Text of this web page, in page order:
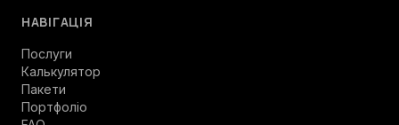
НАВІГАЦІЯ
Послуги
Калькулятор
Пакети
Портфоліо